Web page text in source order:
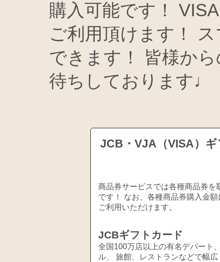
購入可能です！
ご利用頂けます！
できます！ 皆様か
待ちしております♩
JCB・VJA（VISA）
商品券サービスでは各種商品券
です！ なお、各種商品券購入金
ご利用いただけます。
JCBギフトカード
全国100万店以上の有名デパート
ル、 旅館、レストランなどで幅